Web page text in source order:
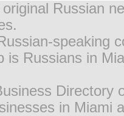
Russian
speaking
is Russians in
Directory
in Miami